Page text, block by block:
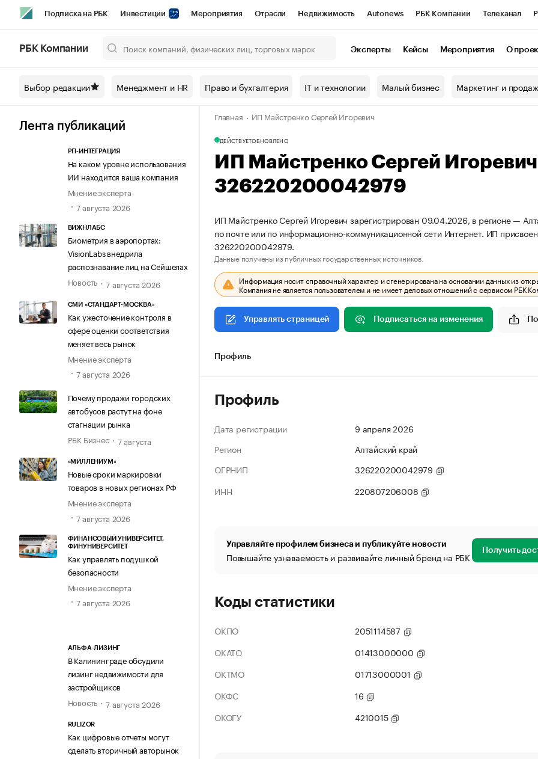
Подписка на РБК Инвестиции Мероприятия Отрасли Недвижимость Autonews РБК Компании Телеканал
Спецпроекты СПб Конференции СПб Спецпроекты Проверка контрагентов
Технологии и медиа Рынок наличной валюты
РБК Компании Эксперты Кейсы Мероприятия О
Выбор редакции Менеджмент и HR Право и бухгалтерия IT и технологии Малый бизнес Маркетинг и
Лента публикаций
РП-ИНТЕГРАЦИЯ
На каком уровне использования
ИИ находится ваша компания
Мнение эксперта
7 августа 2026
ВИЖНЛАБС
Биометрия в аэропортах:
VisionLabs внедрила
распознавание лиц на Сейшелах
Новость
7 августа 2026
СМИ «СТАНДАРТ-МОСКВА»
Как ужесточение контроля в
сфере оценки соответствия
меняет весь рынок
Мнение эксперта
7 августа 2026
Почему продажи городских
автобусов растут на фоне
стагнации рынка
РБК Бизнес
7 августа
«МИЛЛЕНИУМ»
Новые сроки маркировки
товаров в новых регионах РФ
Мнение эксперта
7 августа 2026
ФИНАНСОВЫЙ УНИВЕРСИТЕТ,
ФИНУНИВЕРСИТЕТ
Как управлять подушкой
безопасности
Мнение эксперта
7 августа 2026
АЛЬФА-ЛИЗИНГ
В Калининграде обсудили
лизинг недвижимости для
застройщиков
Новость
7 августа 2026
RULIZOR
Как цифровые отчеты могут
сделать вторичный авторынок
Главная ИП Майстренко Сергей Игоревич
ДЕЙСТВУЕТОБНОВЛЕНО
ИП Майстренко Сергей
326220200042979
ИП Майстренко Сергей Игоревич зарегистрирован 09.04.2026, в регионе —
по почте или по информационно-коммуникационной сети Интернет. ИП
326220200042979.
Данные получены из публичных государственных источников.
Информация носит справочный характер и сгенерирована на основании данных из
Компания не является пользователем и не имеет деловых отношений с сервисом РБК
Управлять страницей Подписаться на изменения
Профиль
Профиль
Дата регистрации
9 апреля 2026
Регион
Алтайский край
ОГРНИП
326220200042979
ИНН
220807206008
Управляйте профилем бизнеса и публикуйте новости
Повышайте узнаваемость и развивайте личный бренд на РБК Получить
Коды статистики
ОКПО
2051114587
ОКАТО
01413000000
ОКТМО
01713000001
ОКФС
16
ОКОГУ
4210015